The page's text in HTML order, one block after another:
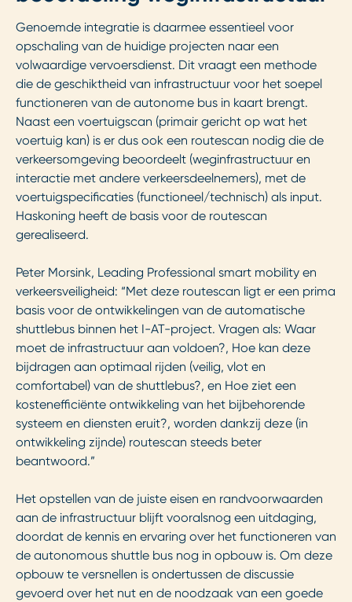
Genoemde integratie is daarmee essentieel voor
opschaling van de huidige projecten naar een
volwaardige vervoersdienst. Dit vraagt een methode
die de geschiktheid van infrastructuur voor het soepel
functioneren van de autonome bus in kaart brengt.
Naast een voertuigscan (primair gericht op wat het
voertuig kan) is er dus ook een routescan nodig die de
verkeersomgeving beoordeelt (weginfrastructuur en
interactie met andere verkeersdeelnemers), met de
voertuigspecificaties (functioneel/technisch) als input.
Haskoning heeft de basis voor de routescan
gerealiseerd.
Peter Morsink, Leading Professional smart mobility en
verkeersveiligheid: “Met deze routescan ligt er een prima
basis voor de ontwikkelingen van de automatische
shuttlebus binnen het I-AT-project. Vragen als: Waar
moet de infrastructuur aan voldoen?, Hoe kan deze
bijdragen aan optimaal rijden (veilig, vlot en
comfortabel) van de shuttlebus?, en Hoe ziet een
kostenefficiënte ontwikkeling van het bijbehorende
systeem en diensten eruit?, worden dankzij deze (in
ontwikkeling zijnde) routescan steeds beter
beantwoord.”
Het opstellen van de juiste eisen en randvoorwaarden
aan de infrastructuur blijft vooralsnog een uitdaging,
doordat de kennis en ervaring over het functioneren van
de autonomous shuttle bus nog in opbouw is. Om deze
opbouw te versnellen is ondertussen de discussie
gevoerd over het nut en de noodzaak van een goede